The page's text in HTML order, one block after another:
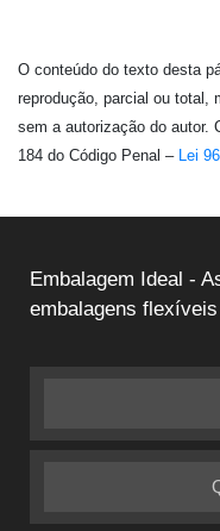
O conteúdo do texto desta
reprodução, parcial ou total,
sem a autorização do autor.
184 do Código Penal – Lei
Embalagem Ideal -
embalagens flexíveis